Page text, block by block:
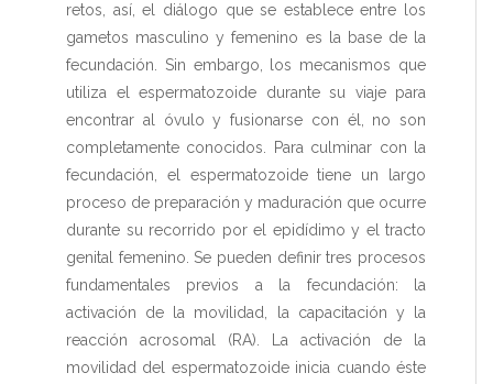
retos, así, el diálogo que se establece entre los
gametos masculino y femenino es la base de la
fecundación. Sin embargo, los mecanismos que
utiliza el espermatozoide durante su viaje para
encontrar al óvulo y fusionarse con él, no son
completamente conocidos. Para culminar con la
fecundación, el espermatozoide tiene un largo
proceso de preparación y maduración que ocurre
durante su recorrido por el epidídimo y el tracto
genital femenino. Se pueden definir tres procesos
fundamentales previos a la fecundación: la
activación de la movilidad, la capacitación y la
reacción acrosomal (RA). La activación de la
movilidad del espermatozoide inicia cuando éste